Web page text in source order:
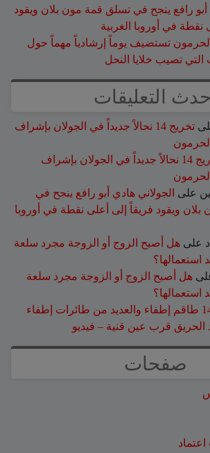
أبو رافع ينجح في تسلق قمة مون بلان ويقود
نقطة في أوروبا الغربية
تستضيف يوماً إرشادياً مهماً حول
التي تصيب خلايا النحل
أحدث التعليقات
تخريج 14 نحالاً جديداً في الجولان بإشراف
تخريج 14 نحالاً جديداً في الجولان بإشراف
على الجولاني هادي أبو رافع ينجح في
ويقود فريقاً إلى أعلى نقطة في أوروبا
على هل أصبح الزوج أو الزوجة مجرد سلعة
استعمالها؟
هل أصبح الزوج أو الزوجة مجرد سلعة
استعمالها؟
14 طاقم إطفاء والعديد من طائرات إطفاء
الحريق قرب عين قنية – فيديو
صفحات